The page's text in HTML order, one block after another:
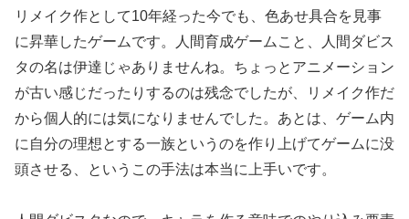
リメイク作として10年経った今でも、色あせ具合を見事
に昇華したゲームです。人間育成ゲームこと、人間ダビス
タの名は伊達じゃありませんね。ちょっとアニメーション
が古い感じだったりするのは残念でしたが、リメイク作だ
から個人的には気になりませんでした。あとは、ゲーム内
に自分の理想とする一族というのを作り上げてゲームに没
頭させる、というこの手法は本当に上手いです。